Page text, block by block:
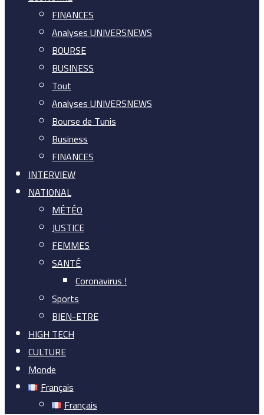
FINANCES
Analyses UNIVERSNEWS
BOURSE
BUSINESS
Tout
Analyses UNIVERSNEWS
Bourse de Tunis
Business
FINANCES
INTERVIEW
NATIONAL
MÉTÉO
JUSTICE
FEMMES
SANTÉ
Coronavirus !
Sports
BIEN-ETRE
HIGH TECH
CULTURE
Monde
Français
Français